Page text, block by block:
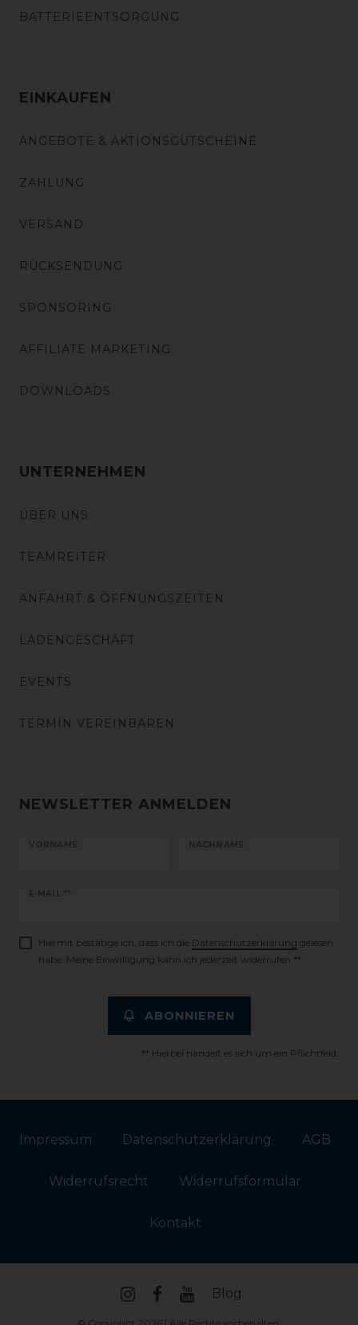
BATTERIEENTSORGUNG
EINKAUFEN
ANGEBOTE & AKTIONSGUTSCHEINE
ZAHLUNG
VERSAND
RÜCKSENDUNG
SPONSORING
AFFILIATE MARKETING
DOWNLOADS
UNTERNEHMEN
ÜBER UNS
TEAMREITER
ANFAHRT & ÖFFNUNGSZEITEN
LADENGESCHÄFT
EVENTS
TERMIN VEREINBAREN
NEWSLETTER ANMELDEN
VORNAME NACHNAME
E-MAIL **
Newsletter
Hiermit bestätige ich, dass ich die Daten­schutz­erklärung gelesen
habe. Meine Einwilligung kann ich jederzeit widerrufen.**
ABONNIEREN
** Hierbei handelt es sich um ein Pflichtfeld.
Impressum Daten­schutz­erklärung AGB
Widerrufs­recht Widerrufs­formular
Kontakt
Blog